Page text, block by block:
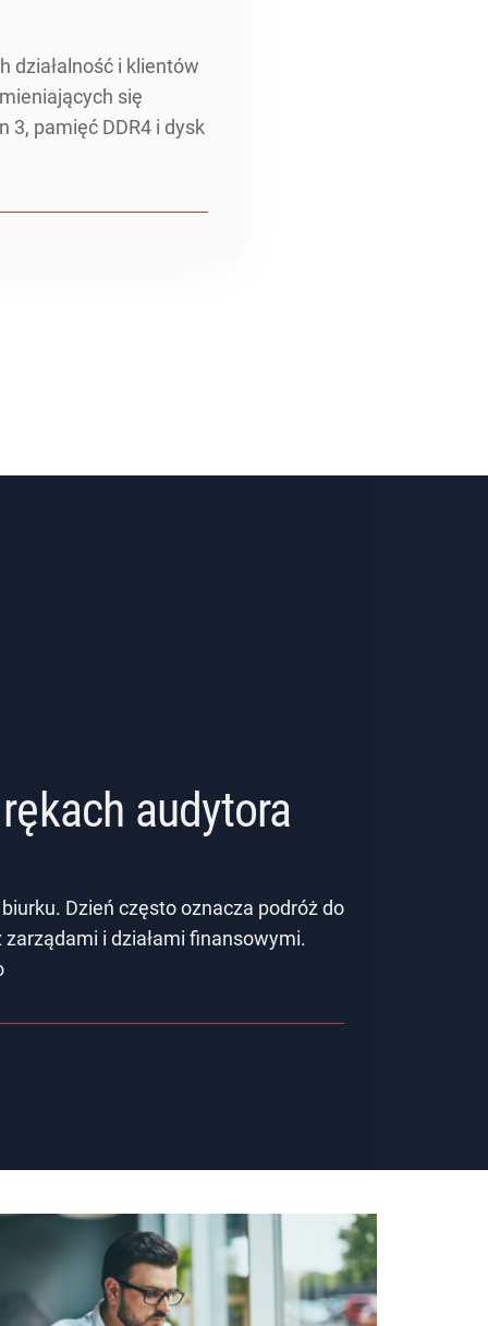
działalność i klientów
się
3, pamięć DDR4 i dysk
audytora
Dzień często oznacza podróż do
i działami finansowymi.